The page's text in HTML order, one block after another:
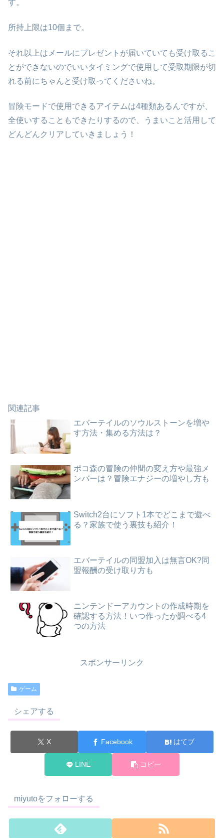
す。
所持上限は10個まで。
それ以上はメールにプレゼントが届いていても受け取るこ
とができないのでいいタイミングで使用して受取期限が切
れる前にちゃんと受け取ってくださいね。
冒険モードで使用できるアイテムは4種類あるんですが、
全使いすることもできたりするので、うまいこと活用して
どんどんクリアしていきましょう！
関連記事
エバーテイルのソウルストーンを増や
す方法・集める方法は？
ポコ森の冒険の仲間の変え方や最強メ
ンバーは？冒険エナジーの増やし方も
Switch2台にソフト1本でどこまで遊べ
る？家族で使う裏技も紹介！
エバーテイルの同盟加入は無言OK?同
盟報酬の受け取り方も
ニンテンドーアカウントの作成時期を
確認する方法！いつ作ったか調べる4
つの方法
スポンサーリンク
ゲーム
シェアする
X Facebook はてブ
LINE コピー
miyutoをフォローする